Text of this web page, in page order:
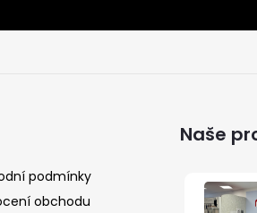
podmínky
obchodu
Naše